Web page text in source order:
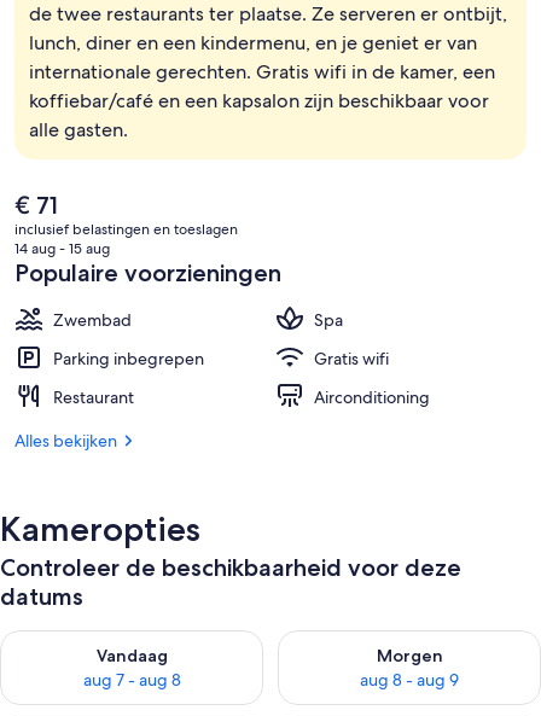
de twee restaurants ter plaatse. Ze serveren er ontbijt,
lunch, diner en een kindermenu, en je geniet er van
internationale gerechten. Gratis wifi in de kamer, een
koffiebar/café en een kapsalon zijn beschikbaar voor
alle gasten.
De
huidige
prijs
is
€ 71
€ 71
inclusief belastingen en toeslagen
14 aug - 15 aug
Populaire voorzieningen
Zwembad
Spa
Parking inbegrepen
Gratis wifi
Restaurant
Airconditioning
Alles bekijken
Kameropties
Controleer de beschikbaarheid voor deze
datums
Vandaag
aug 7 - aug 8
De beschikbaarheid controleren voor vanavond aug 7 - aug 8
Morgen
aug 8 - aug 9
De beschikbaarheid